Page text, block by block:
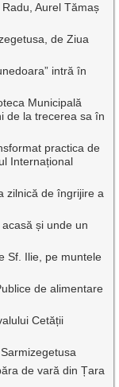
Aurel Tămaș
de Ziua
intră în
Municipală
de la trecerea sa în
practica de
Internațional
zilnică de îngrijire a
și unde un
Sf. Ilie, pe muntele
de alimentare
Cetății
de vară din Țara